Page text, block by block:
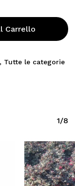
Carrello
, Tutte le categorie
1/8